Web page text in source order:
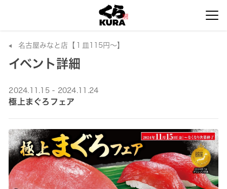
名古屋みなと店【１皿115円～】
イベント詳細
2024.11.15 - 2024.11.24
極上まぐろフェア